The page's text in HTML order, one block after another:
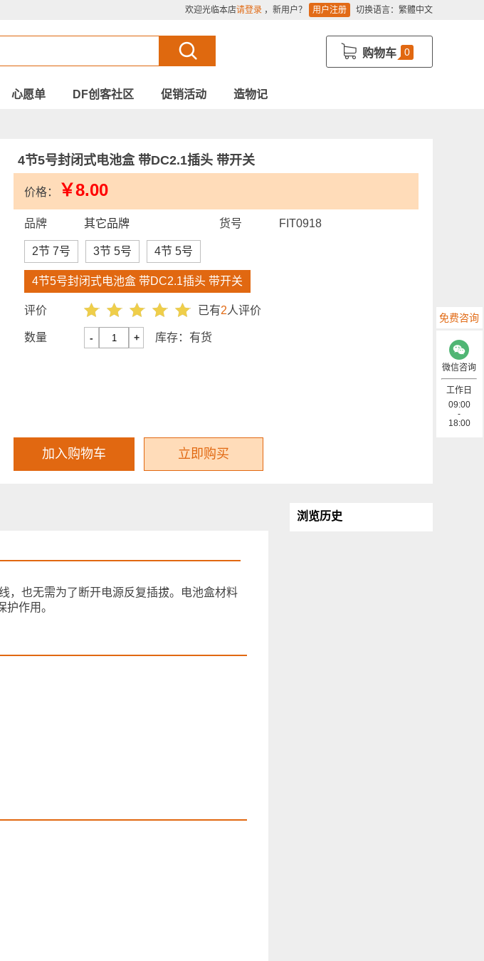
欢迎光临本店请登录 ，新用户？ 用户注册 切换语言： 繁體中文
购物车 0
心愿单 DF创客社区 促销活动 造物记
4节5号封闭式电池盒 带DC2.1插头 带开关
价格： ￥8.00
品牌 其它品牌 货号 FIT0918
2节 7号 3节 5号 4节 5号
4节5号封闭式电池盒 带DC2.1插头 带开关
评价 已有2人评价
数量 - + 库存： 有货
加入购物车 立即购买
，也无需为了断开电源反复插拔。电池盒材料
作用。
浏览历史
免费咨询
微信咨询
工作日
09:00
-
18:00